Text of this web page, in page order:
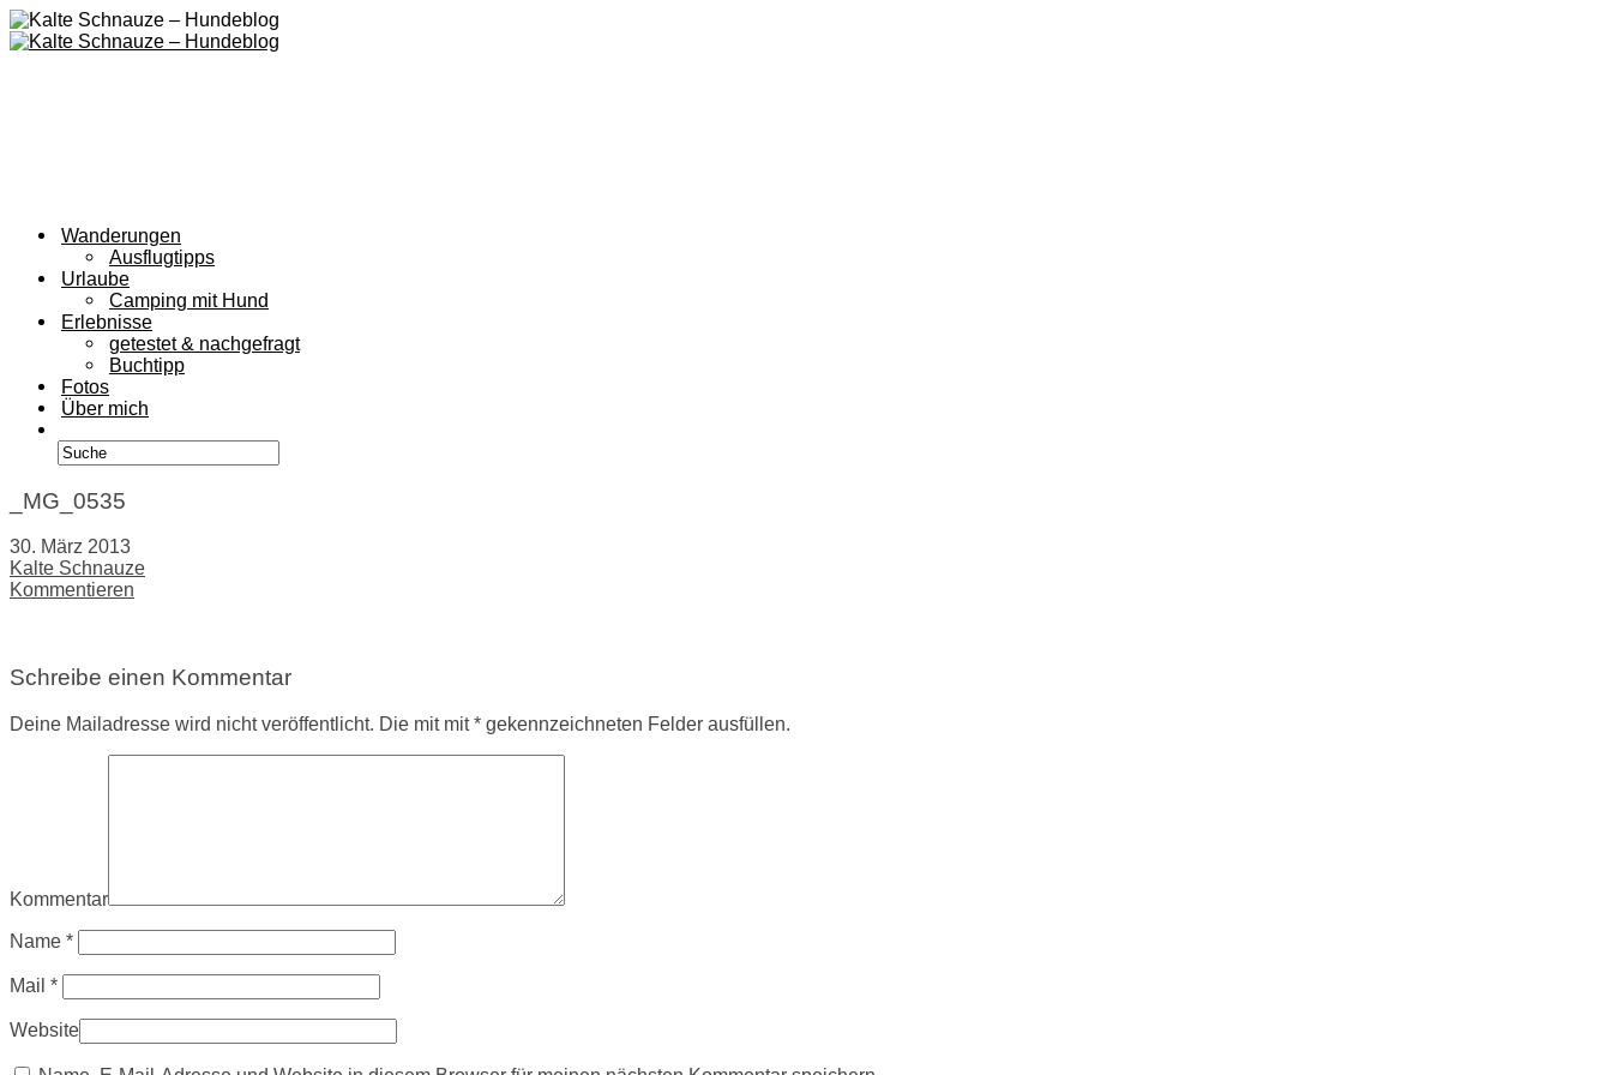
Wanderungen
Ausflugtipps
Urlaube
Camping mit Hund
Erlebnisse
getestet & nachgefragt
Buchtipp
Fotos
Über mich
_MG_0535
30. März 2013
Kalte Schnauze
Kommentieren
Schreibe einen Kommentar
Deine Mailadresse wird nicht veröffentlicht. Die mit mit * gekennzeichneten Felder ausfüllen.
Kommentar
Name *
Mail *
Website